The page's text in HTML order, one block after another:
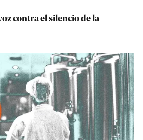
contra el silencio de la